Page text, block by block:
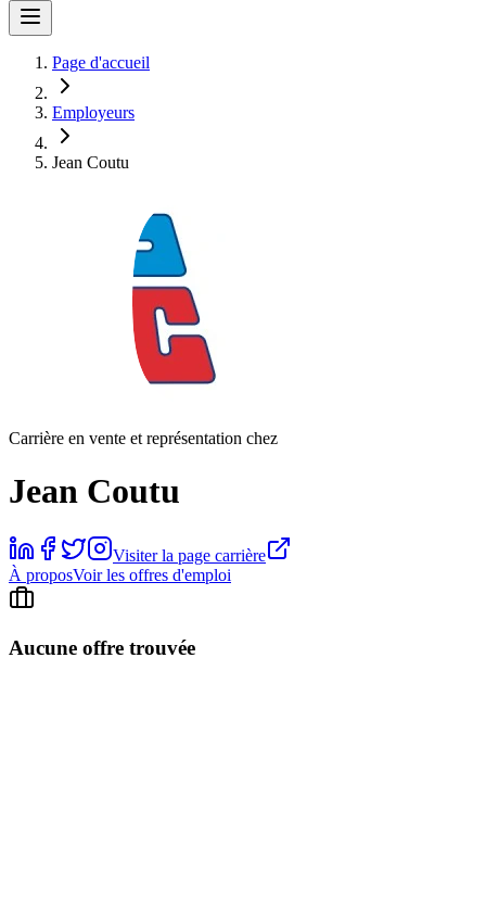
Page d'accueil
Employeurs
Jean Coutu
Carrière en vente et représentation chez
Jean Coutu
Visiter la page carrière
À proposVoir les offres d'emploi
Aucune offre trouvée